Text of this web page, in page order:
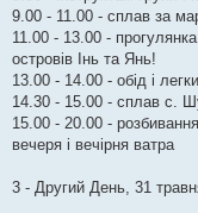
9.00 - 11.00 - сплав за
11.00 - 13.00 -
островів Інь та Янь!
13.00 - 14.00 - обід і
14.30 - 15.00 - сплав с.
15.00 - 20.00 -
вечеря і вечірня ватра
3 - Другий День, 31